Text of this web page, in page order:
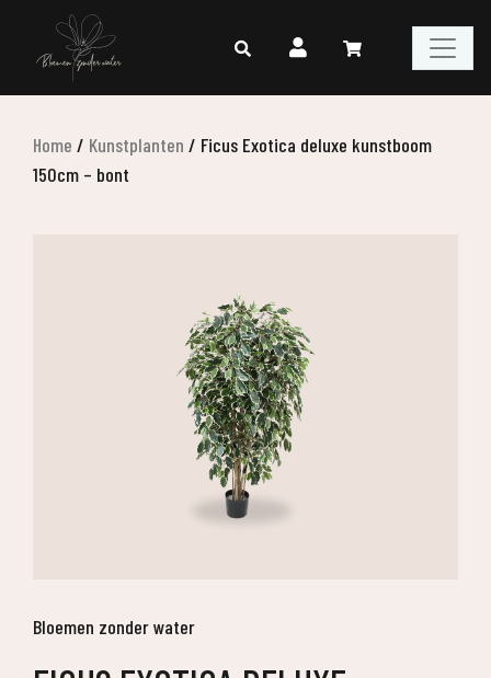
Home / Kunstplanten / Ficus Exotica deluxe kunstboom
150cm – bont
Bloemen zonder water